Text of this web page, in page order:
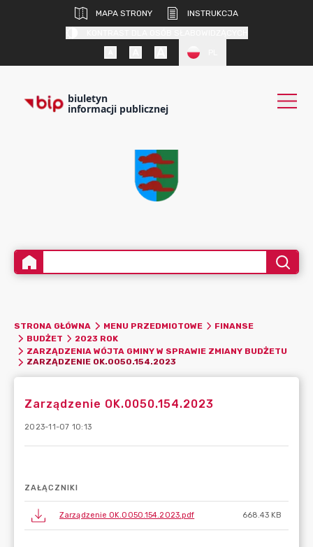
MAPA STRONY
INSTRUKCJA
biuletyn
informacji publicznej
STRONA GŁÓWNA MENU PRZEDMIOTOWE
FINANSE
BUDŻET
2023 ROK
ZARZĄDZENIA WÓJTA GMINY W SPRAWIE ZMIANY BUDŻETU
ZARZĄDZENIE OK.0050.154.2023
Zarządzenie OK.0050.154.2023
2023-11-07 10:13
ZAŁĄCZNIKI
Zarządzenie OK.0050.154.2023.pdf 668.43 KB